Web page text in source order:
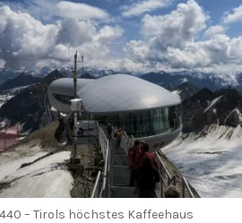
– Tirols höchstes Kaffeehaus